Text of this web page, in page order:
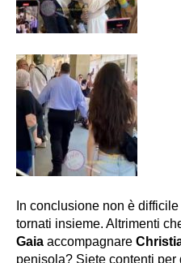
In conclusione non è
tornati insieme. Altrimenti
Gaia accompagnare
penisola? Siete contenti per